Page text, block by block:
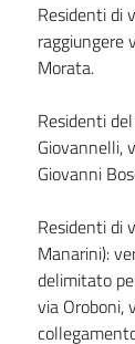
Residenti di
raggiungere
Morata.
Residenti
Giovannelli,
Giovanni
Residenti di
Manarini):
delimitato
via Oroboni,